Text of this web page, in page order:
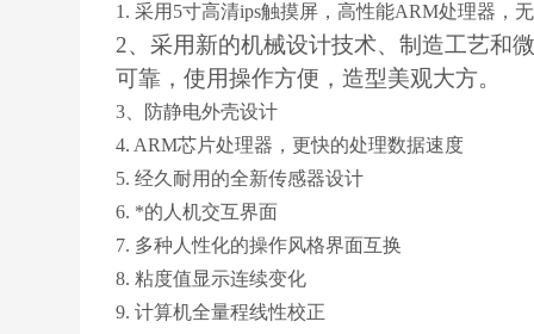
1. 采用5寸高清ips触摸屏，高性能ARM处理器，
2、采用新的机械设计技术、制造工艺和
可靠，使用操作方便，造型美观大方。
3、防静电外壳设计
4. ARM芯片处理器，更快的处理数据速度
5. 经久耐用的全新传感器设计
6. *的人机交互界面
7. 多种人性化的操作风格界面互换
8. 粘度值显示连续变化
9. 计算机全量程线性校正